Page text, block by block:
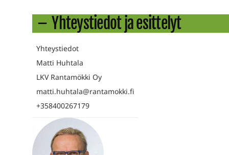
Yhteystiedot ja esittelyt
Yhteystiedot
Matti Huhtala
LKV Rantamökki Oy
matti.huhtala@rantamokki.fi
+358400267179